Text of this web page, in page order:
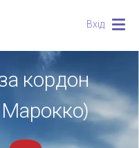
Вхід
кордон